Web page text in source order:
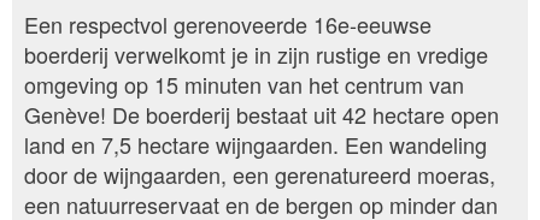
Een respectvol gerenoveerde 16e-eeuwse
boerderij verwelkomt je in zijn rustige en vredige
omgeving op 15 minuten van het centrum van
Genève! De boerderij bestaat uit 42 hectare open
land en 7,5 hectare wijngaarden. Een wandeling
door de wijngaarden, een gerenatureerd moeras,
een natuurreservaat en de bergen op minder dan